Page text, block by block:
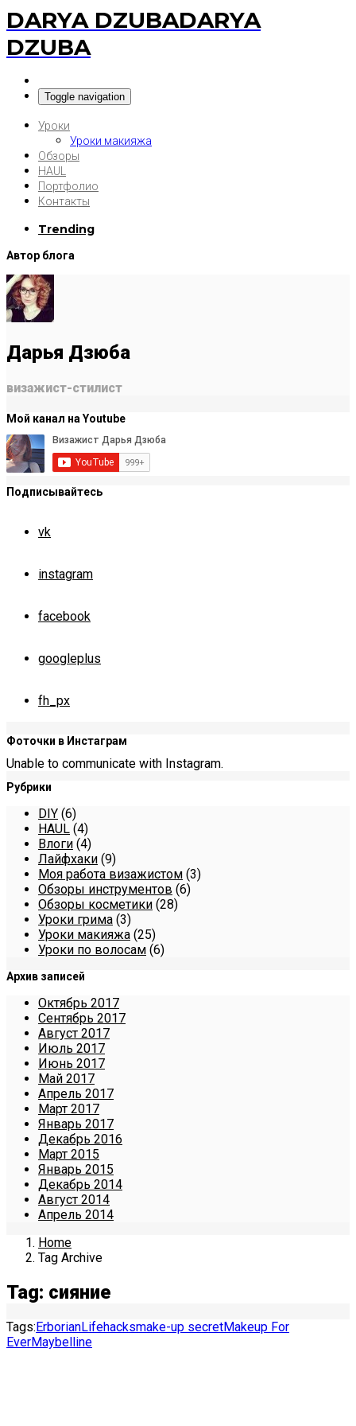
DARYA DZUBADARYA
DZUBA
Toggle navigation
Уроки
Уроки макияжа
Обзоры
HAUL
Портфолио
Контакты
Trending
Автор блога
Дарья Дзюба
визажист-стилист
Мой канал на Youtube
Подписывайтесь
vk
instagram
facebook
googleplus
fh_px
Фоточки в Инстаграм
Unable to communicate with Instagram.
Рубрики
DIY (6)
HAUL (4)
Влоги (4)
Лайфхаки (9)
Моя работа визажистом (3)
Обзоры инструментов (6)
Обзоры косметики (28)
Уроки грима (3)
Уроки макияжа (25)
Уроки по волосам (6)
Архив записей
Октябрь 2017
Сентябрь 2017
Август 2017
Июль 2017
Июнь 2017
Май 2017
Апрель 2017
Март 2017
Январь 2017
Декабрь 2016
Март 2015
Январь 2015
Декабрь 2014
Август 2014
Апрель 2014
Home
Tag Archive
Tag: сияние
Tags:ErborianLifehacksmake-up secretMakeup For
EverMaybelline